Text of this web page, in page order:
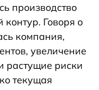
производство
Говоря о
компания,
увеличение
растущие риски
текущая